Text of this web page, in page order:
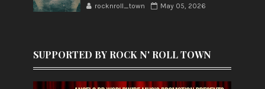
rocknroll_town May 05, 2026
SUPPORTED BY ROCK N' ROLL TOWN